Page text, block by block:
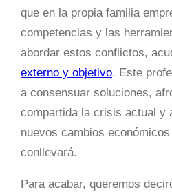
que en la propia familia
competencias y las
abordar estos conflictos,
externo y objetivo. Este
a consensuar soluciones,
compartida la crisis actual y
nuevos cambios
conllevará.
Para acabar, queremos